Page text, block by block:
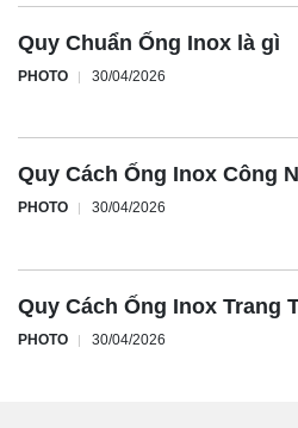
Quy Chuẩn Ống Inox là gì
PHOTO 30/04/2026
Quy Cách Ống Inox Công
PHOTO 30/04/2026
Quy Cách Ống Inox Trang
PHOTO 30/04/2026